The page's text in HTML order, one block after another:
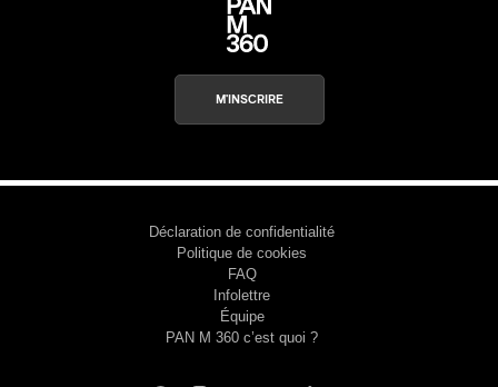
M'INSCRIRE
Déclaration de confidentialité
Politique de cookies
FAQ
Infolettre
Équipe
PAN M 360 c’est quoi ?